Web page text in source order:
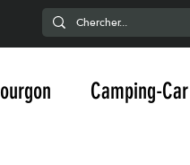
Camping-Car